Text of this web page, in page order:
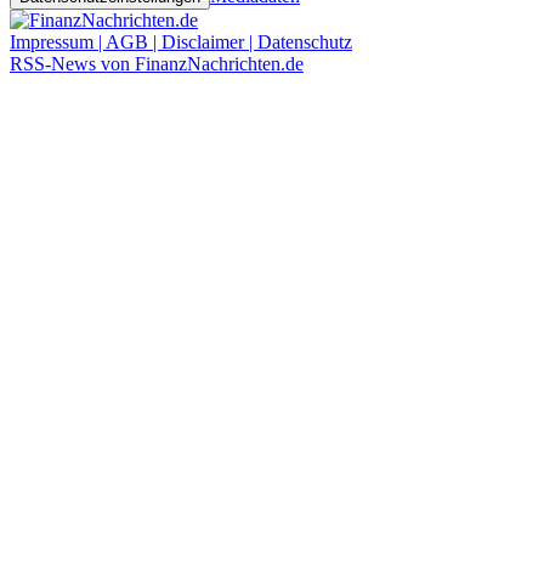
Impressum | AGB | Disclaimer | Datenschutz
RSS-News von FinanzNachrichten.de